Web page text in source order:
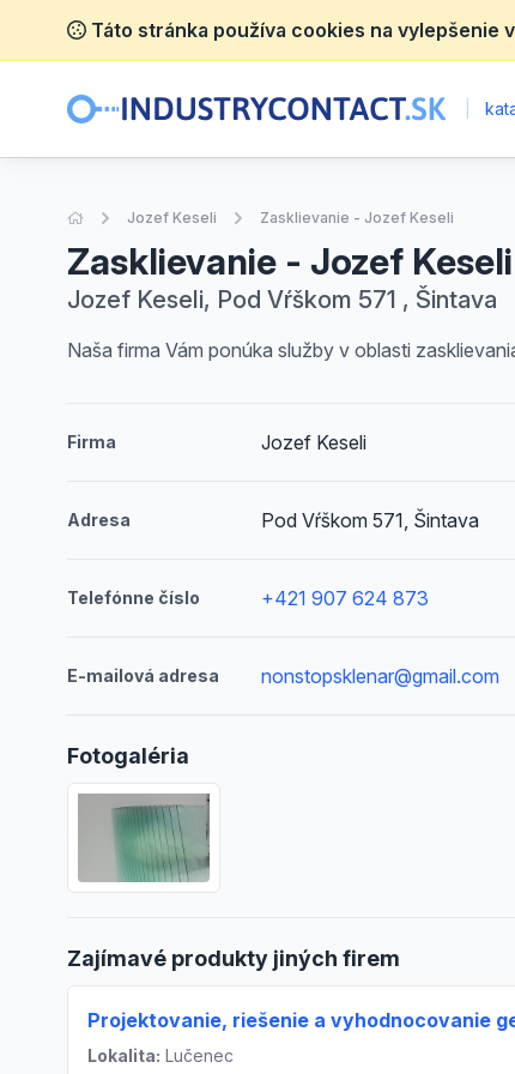
Táto stránka používa cookies na vylepšenie
Úvodná stránka
Jozef Keseli Zasklievanie - Jozef Keseli
Zasklievanie - Jozef Keseli
Jozef Keseli, Pod Vŕškom 571 , Šintava
Naša firma Vám ponúka služby v oblasti
Firma Jozef Keseli
Adresa Pod Vŕškom 571, Šintava
Telefónne číslo +421 907 624 873
E-mailová adresa nonstopsklenar@gmail.com
Fotogaléria
Zajímavé produkty jiných firem
Projektovanie, riešenie a vyhodnocovanie
Lokalita: Lučenec